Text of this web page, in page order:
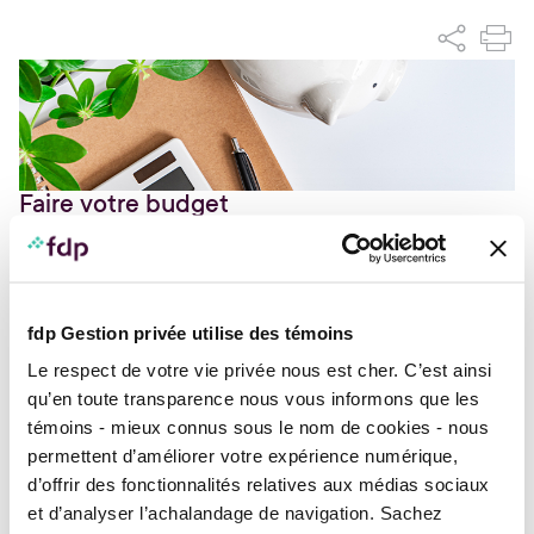
fdp Gestion privée utilise des témoins
Le respect de votre vie privée nous est cher. C’est ainsi
qu’en toute transparence nous vous informons que les
témoins - mieux connus sous le nom de cookies - nous
permettent d’améliorer votre expérience numérique,
d’offrir des fonctionnalités relatives aux médias sociaux
et d’analyser l’achalandage de navigation. Sachez
Faire votre budget
L’être humain étant, de nature, dépensier, il doit
outils. Bien utilisé, il peut devenir votre meilleur
allié dans la concrétisation de vos projets.
Pour quoi faire?
Le budget vous permet d’encadrer les dépenses dans
l’année à venir, de surveiller vos finances et de voir
réellement où va votre argent. Il vous donne les
moyens :